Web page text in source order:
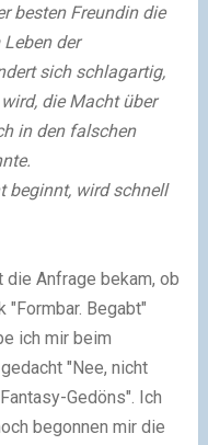
besten Freundin die
der
sich schlagartig,
die Macht über
in den falschen
beginnt, wird schnell
die Anfrage bekam, ob
Begabt"
ich mir beim
"Nee, nicht
Gedöns". Ich
begonnen mir die